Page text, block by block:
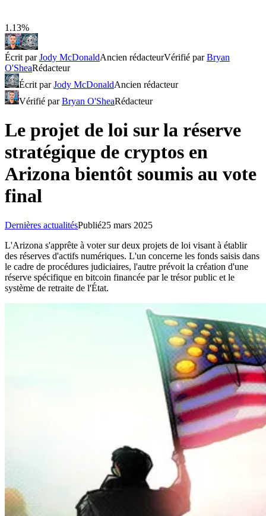
1.13%
Écrit parJody McDonaldAncien rédacteurVérifié parBryan
O'SheaRédacteur
Écrit parJody McDonaldAncien rédacteur
Vérifié parBryan O'SheaRédacteur
Le projet de loi sur la réserve
stratégique de cryptos en
Arizona bientôt soumis au vote
final
Dernières actualitésPublié25 mars 2025
L'Arizona s'apprête à voter sur deux projets de loi visant à établir
des réserves d'actifs numériques. L'un concerne les fonds saisis dans
le cadre de procédures judiciaires, l'autre prévoit la création d'une
réserve spécifique en bitcoin financée par le trésor public et le
système de retraite de l'État.